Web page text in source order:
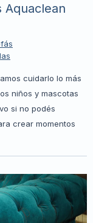
Aquaclean
cuidarlo lo más
niños y mascotas
si no podés
crear momentos